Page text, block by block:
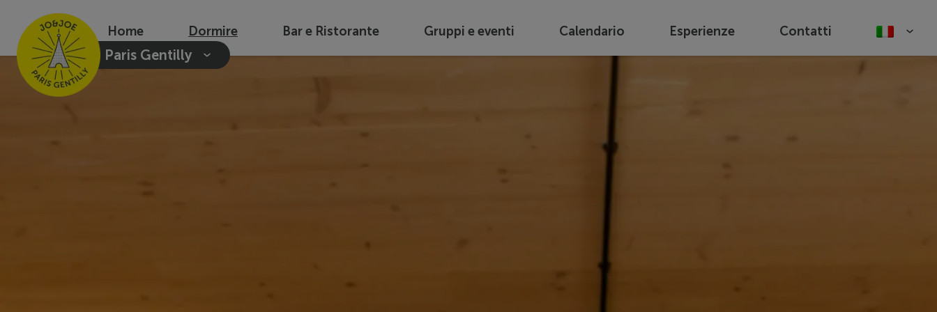
Paris Gentilly
Home Dormire Bar e Ristorante Gruppi e eventi Calendario Esperienze Contatti